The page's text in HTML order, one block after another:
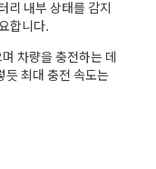
리 내부 상태를 감지
합니다.
차량을 충전하는 데
듯 최대 충전 속도는